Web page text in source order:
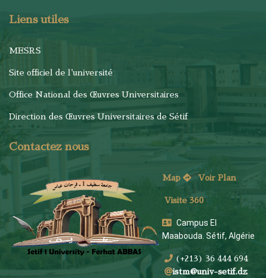
Liens utiles
MESRS
Site officiel de l'université
Office National des Œuvres Universitaires
Direction des Œuvres Universitaires de Sétif
Contactez nous
Map Voir Plan
Visite 360
Campus El
Maabouda. Sétif, Algérie
(+213) 36 444 694
istm@univ-setif.dz